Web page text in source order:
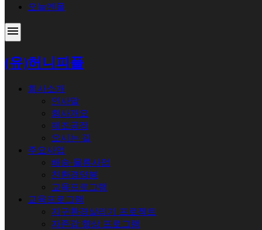
오늘엔몰
menu
(유)허니피플
회사소개
인사말
회사개요
제조공정
오시는 길
주요사업
배송·물류사업
친환경양봉
교육프로그램
교육프로그램
지구환경살리기 프로젝트
자존감 향상 프로그램